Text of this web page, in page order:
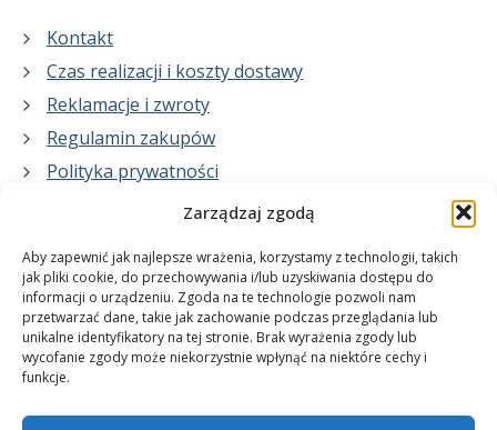
Zarządzaj zgodą
Aby zapewnić jak najlepsze wrażenia, korzystamy z technologii, takich
jak pliki cookie, do przechowywania i/lub uzyskiwania dostępu do
informacji o urządzeniu. Zgoda na te technologie pozwoli nam
przetwarzać dane, takie jak zachowanie podczas przeglądania lub
unikalne identyfikatory na tej stronie. Brak wyrażenia zgody lub
wycofanie zgody może niekorzystnie wpłynąć na niektóre cechy i
funkcje.
Kontakt
Czas realizacji i koszty dostawy
Reklamacje i zwroty
Regulamin zakupów
Polityka prywatności
Co zrobimy dla Ciebie:
projekty plakatów na zamówienie
wydrukuj swój plakat